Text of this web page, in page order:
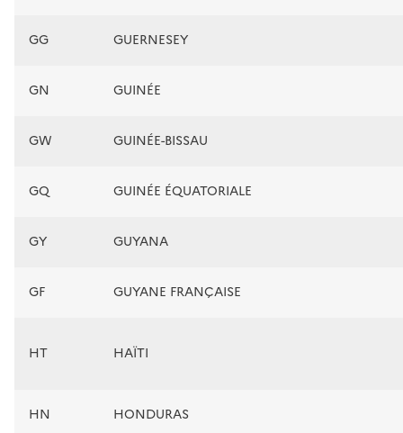
GG GUERNESEY
GN GUINÉE
GW GUINÉE-BISSAU
GQ GUINÉE ÉQUATORIALE
GY GUYANA
GF GUYANE FRANÇAISE
HT HAÏTI
HN HONDURAS